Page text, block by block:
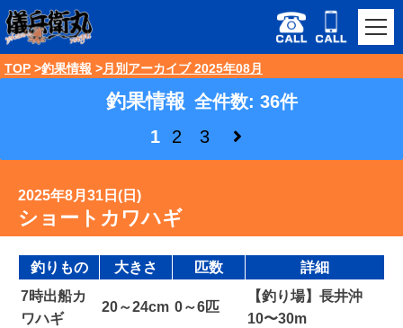
TOP 釣果情報 月別アーカイブ 2025年08月
釣果情報 全件数: 36件
1
2 3
2025年8月31日(日)
ショートカワハギ
釣りもの 大きさ 匹数
詳細
7時出船カ
ワハギ
20～24cm 0～6匹
【釣り場】長井沖
10〜30m